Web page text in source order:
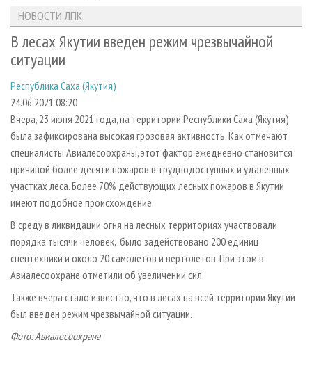
ЛЕСОЗАГОТОВКА
ЛЕСОПИЛЕНИЕ
СУШКА ДРЕВЕСИНЫ
ПРОИЗВОДСТВО ДРЕВЕСНЫХ ПЛИТ
ДЕРЕВЯННОЕ ДОМОСТРОЕНИЕ
ПРОИЗВОДСТВО МЕБЕЛИ
БИОЭНЕРГЕТИКА
ИНСТРУМЕНТ И МАТЕРИАЛЫ
НОВОСТИ ЛПК
НОВОСТИ ЖУРНАЛА
ПРОЕКТЫ ЛПИ
АНАЛИТИКА
ПРЕДПРИЯТИЯ ЛПК
ПЕРСОНЫ
МОБИЛЬНЫЕ ВЫСТАВКИ
ОФИЦИАЛЬНЫЕ ДЕЛЕГАЦИИ
ПРИОРИТЕТНЫЕ ИНВЕСТПРОЕКТЫ
RUSSIAN FORESTRY REVIEW
БИБЛИОТЕКА СПЕЦИАЛИСТА
АРХИВ ЖУРНАЛОВ
СТАТЬИ
О ЖУРНАЛЕ
ПОДПИСКА
КОНТАКТЫ
РЕКЛАМОДАТЕЛЯМ
РЕКЛАМА
РЕКЛАМА НА САЙТЕ
НОВОСТИ ЛПК
В лесах Якутии введен режим чрезвычайной
ситуации
Республика Саха (Якутия)
24.06.2021 08:20
Вчера, 23 июня 2021 года, на территории Республики Саха (Якутия)
была зафиксирована высокая грозовая активность. Как отмечают
специалисты Авиалесоохраны, этот фактор ежедневно становится
причиной более десяти пожаров в труднодоступных и удаленных
участках леса. Более 70% действующих лесных пожаров в Якутии
имеют подобное происхождение.
В среду в ликвидации огня на лесных территориях участвовали
порядка тысячи человек, было задействовано 200 единиц
спецтехники и около 20 самолетов и вертолетов. При этом в
Авиалесоохране отметили об увеличении сил.
Также вчера стало известно, что в лесах на всей территории Якутии
был введен режим чрезвычайной ситуации.
Фото: Авиалесоохрана